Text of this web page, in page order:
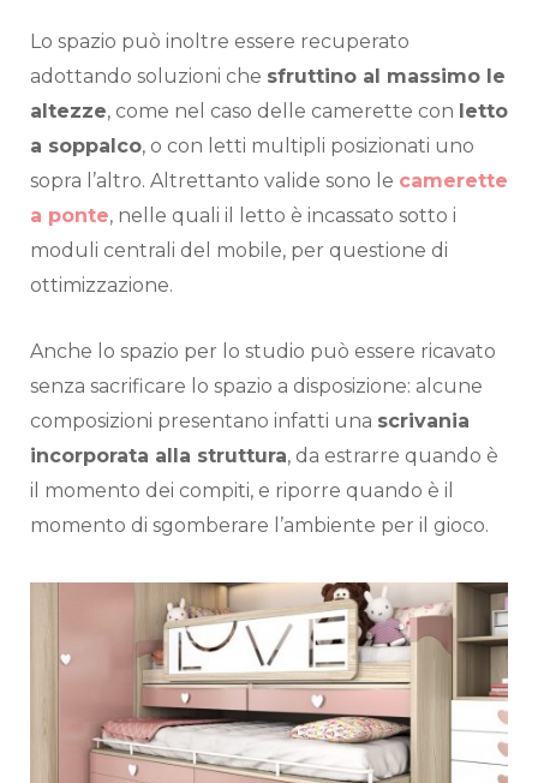
Lo spazio può inoltre essere recuperato
adottando soluzioni che sfruttino al massimo le
altezze, come nel caso delle camerette con letto
a soppalco, o con letti multipli posizionati uno
sopra l’altro. Altrettanto valide sono le camerette
a ponte, nelle quali il letto è incassato sotto i
moduli centrali del mobile, per questione di
ottimizzazione.
Anche lo spazio per lo studio può essere ricavato
senza sacrificare lo spazio a disposizione: alcune
composizioni presentano infatti una scrivania
incorporata alla struttura, da estrarre quando è
il momento dei compiti, e riporre quando è il
momento di sgomberare l’ambiente per il gioco.